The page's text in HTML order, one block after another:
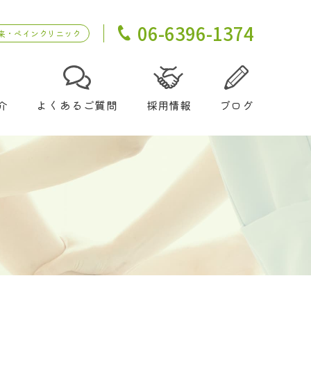
・ペインクリニック 06-6396-1374
よくあるご質問 採用情報 ブログ